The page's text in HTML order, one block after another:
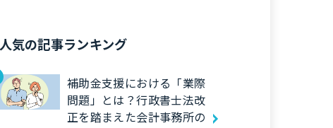
人気の記事ランキング
補助金支援における「業際
問題」とは？行政書士法改
正を踏まえた会計事務所の